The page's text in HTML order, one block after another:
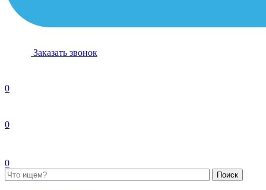
Заказать звонок
0
0
0